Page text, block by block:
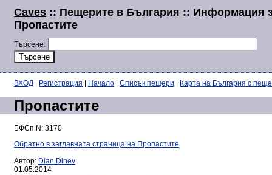
Caves :: Пещерите в България :: Информация
Пропастите
Търсене:
ВХОД Регистрация Начало Списък пещери Карта на България с
Пропастите
БФСп N: 3170
Обратно в заглавната страница на Пропастите
Автор: Dian Dinev
01.05.2014